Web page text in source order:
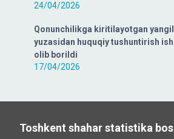
24/04/2026
Qonunchilikga kiritilayotgan
yuzasidan huquqiy tushuntirish
olib borildi
17/04/2026
Toshkent shahar statistika